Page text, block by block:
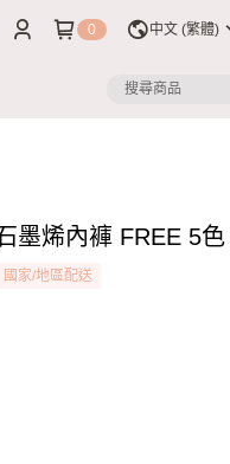
0 中文 (繁體)
墨烯內褲 FREE 5
國家/地區配送